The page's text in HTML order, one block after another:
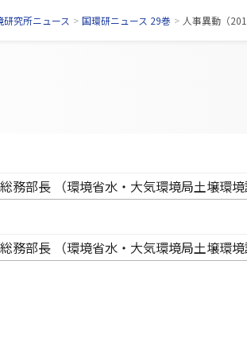
研究所ニュース > 国環研ニュース 29巻 > 人事異動（
総務部長 （環境省水・大気環境局土壌環境
総務部長 （環境省水・大気環境局土壌環境